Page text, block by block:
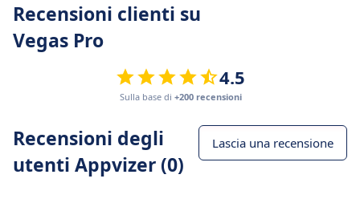
Recensioni clienti su
Vegas Pro
4.5
Sulla base di +200 recensioni
Recensioni degli
utenti Appvizer (0)
Lascia una recensione